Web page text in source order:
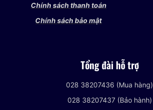
Chính sách thanh toán
Chính sách bảo mật
Tổng đài hỗ trợ
028 38207436 (Mua hàng)
028 38207437 (Bảo hành)